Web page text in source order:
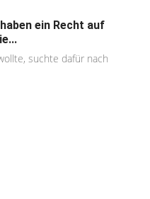
ein Recht auf
suchte dafür nach